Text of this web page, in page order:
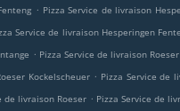
. Pizza Service de livraison
Service de livraison Hesperingen
. Pizza Service de livraison
Kockelscheuer . Pizza Service de
de livraison Roeser . Pizza Service de